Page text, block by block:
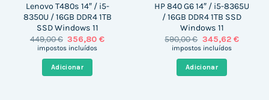
Lenovo T480s 14″ / i5-
8350U / 16GB DDR4 1TB
SSD Windows 11
449,00€ O
preço
era:
449,00 €.
356,80€O
impostos incluídos
Adicionar
HP 840 G6 14″ / i5-8365U
/ 16GB DDR4 1TB SSD
Windows 11
590,00€ O
preço
era:
590,00 €.
345,62 €O
impostos incluídos
Adicionar